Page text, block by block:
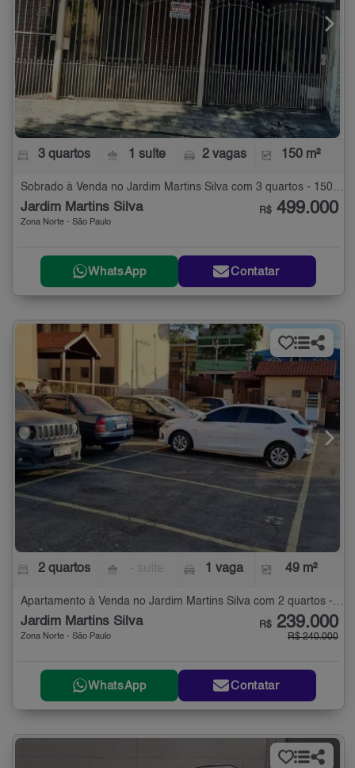
3 quartos 1 suíte 2 vagas 150 m²
Sobrado à Venda no Jardim Martins Silva com 3 quartos - 150 m²
Jardim Martins Silva
Zona Norte - São Paulo
R$ 499.000
WhatsApp Contatar
2 quartos 1 vaga 49 m²
Apartamento à Venda no Jardim Martins Silva com 2 quartos - 49 m²
Jardim Martins Silva
Zona Norte - São Paulo
R$ 239.000
R$ 240.000
WhatsApp Contatar